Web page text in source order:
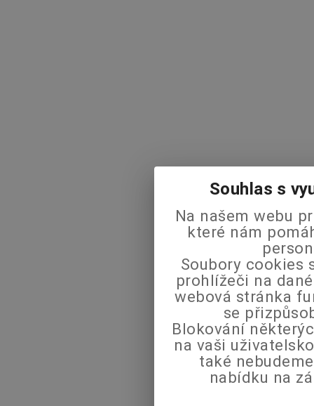
Souhlas s
Na našem webu
které nám
Soubory cookies
prohlížeči na
webová stránka
se
Blokování
na vaši
také
nabídku na